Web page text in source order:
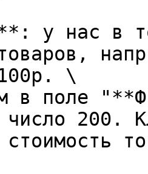
у нас в
\
в поле
200.
стоимость